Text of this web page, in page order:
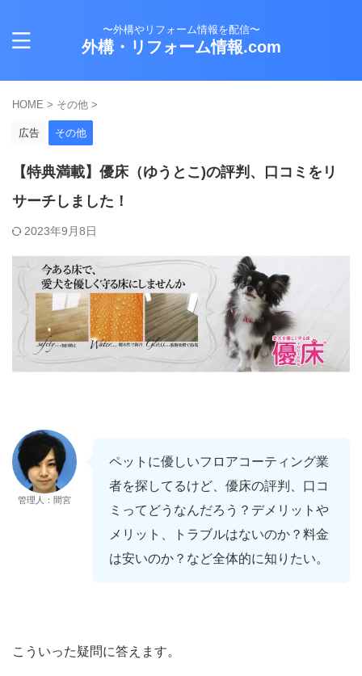
〜外構やリフォーム情報を配信〜
外構・リフォーム情報.com
HOME > その他 >
広告 その他
【特典満載】優床（ゆうとこ)の評判、口コミをリ
サーチしました！
2023年9月8日
管理人：間宮
ペットに優しいフロアコーティング業
者を探してるけど、優床の評判、口コ
ミってどうなんだろう？デメリットや
メリット、トラブルはないのか？料金
は安いのか？など全体的に知りたい。
こういった疑問に答えます。